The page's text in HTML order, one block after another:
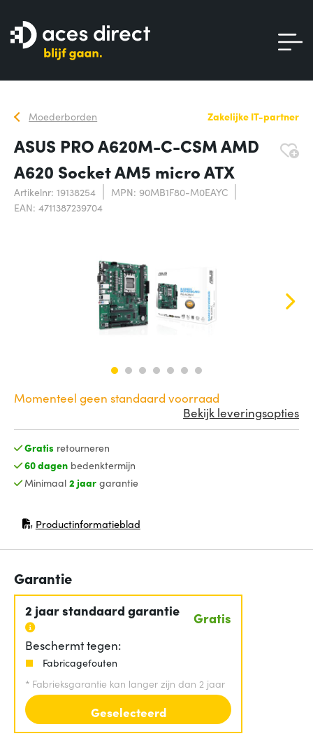
Moederborden Zakelijke IT-partner
ASUS PRO A620M-C-CSM AMD
A620 Socket AM5 micro ATX
Artikelnr: 19138254
MPN: 90MB1F80-M0EAYC
EAN: 4711387239704
Momenteel geen standaard voorraad
Bekijk leveringsopties
Gratis retourneren
60 dagenbedenktermijn
Minimaal 2 jaargarantie
Productinformatieblad
(opent in nieuw venster)
Garantie
2 jaar standaard garantie Gratis
Beschermt tegen:
Fabricagefouten
* Fabrieksgarantie kan langer zijn dan 2 jaar
Geselecteerd